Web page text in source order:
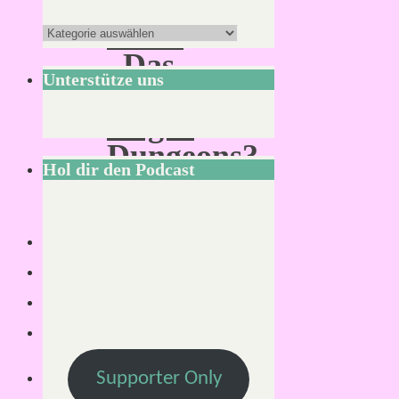
Kann
„Das
Schwarze
Dungeons?
„Das
Schwarze
Wo
finde
ich
Unterstütze uns
Hol dir den Podcast
Supporter Only